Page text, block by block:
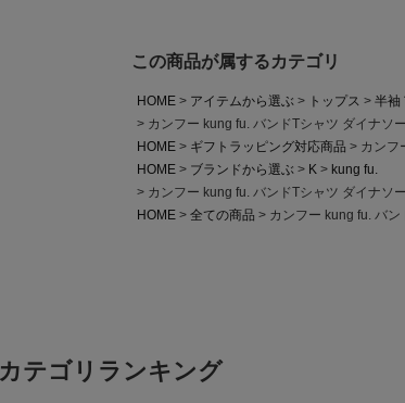
この商品が属するカテゴリ
HOME アイテムから選ぶ トップス 半袖
カンフー kung fu. バンドTシャツ ダイナソ
HOME
ギフトラッピング対応商品
カンフ
HOME
ブランドから選ぶ K
kung fu.
カンフー kung fu. バンドTシャツ ダイナソ
HOME
全ての商品 カンフー kung fu. バ
カテゴリランキング